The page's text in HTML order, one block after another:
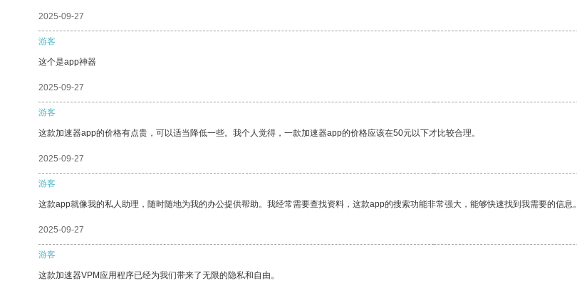
2025-09-27
游客
这个是app神器
2025-09-27
游客
这款加速器app的价格有点贵，可以适当降低一些。我个人觉得，一款加速器app的价格应该在50元以下才比较合理。
2025-09-27
游客
这款app就像我的私人助理，随时随地为我的办公提供帮助。我经常需要查找资料，这款app的搜索功能非常强大，能够快速找到我需要的信息。
2025-09-27
游客
这款加速器VPM应用程序已经为我们带来了无限的隐私和自由。